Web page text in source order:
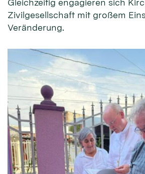
Gleichzeitig engagieren sich
Zivilgesellschaft mit großem
Veränderung.